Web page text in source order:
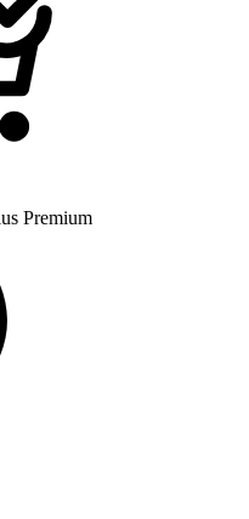
Premium